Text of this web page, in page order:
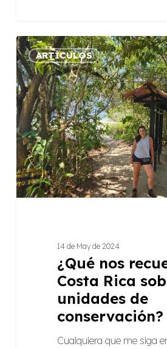
¿Qué
nos
recuerda
Costa
Rica
sobre
las
unidades
de
conservación?
ARTÍCULOS
14 de May de 2024
¿Qué nos
Costa Rica
unidades de
conservación?
Cualquiera que me siga